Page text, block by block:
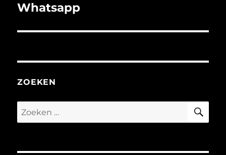
Volgend
Whatsapp
ZOEKEN
Zoeken
naar: